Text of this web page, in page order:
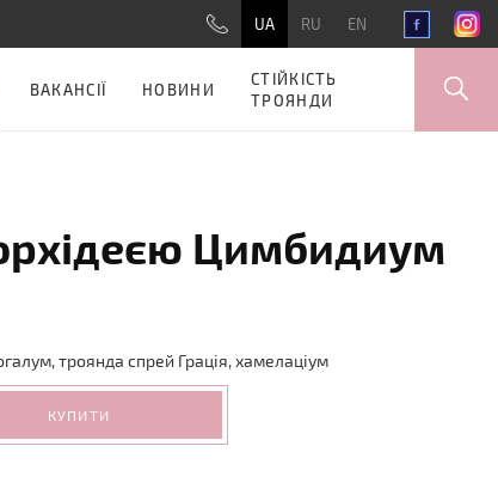
UA RU EN
ВАКАНСІЇ НОВИНИ
СТІЙКІСТЬ
ТРОЯНДИ
Цимбидиум
троянда спрей Грація, хамелаціум
КУПИТИ